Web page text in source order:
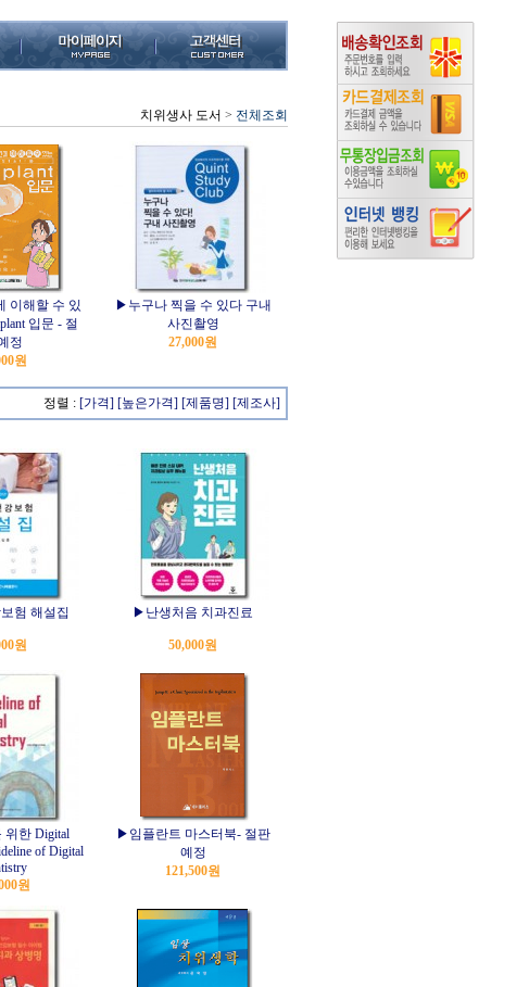
치위생사 도서 > 전체조회
이해할 수 있
입문 - 절
정
원
▶누구나 찍을 수 있다 구내
사진촬영
27,000원
정렬 : [가격] [높은가격] [제품명] [제조사]
험 해설집
원
▶난생처음 치과진료
50,000원
한 Digital
of Digital
원
▶임플란트 마스터북- 절판
예정
121,500원